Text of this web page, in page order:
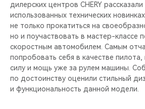
CHERY CONNECT
НАШИ МЕРОПРИЯТИЯ
CHERY ДЛЯ ДЕТЕЙ
дилерских центров CHERY
использованных технических
не только прокатиться на
но и поучаствовать в мастер-классе
скоростным автомобилем. Самым
попробовать себя в качестве пилота,
силу и мощь уже за рулем машины.
по достоинству оценили стильный
и функциональность данной модели.